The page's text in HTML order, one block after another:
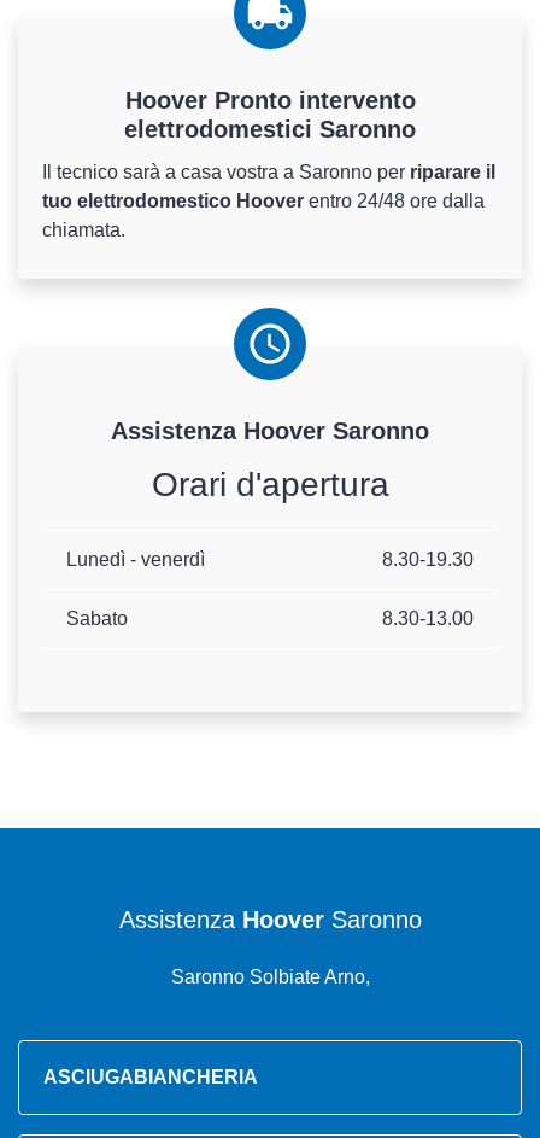
Hoover Pronto intervento
elettrodomestici Saronno
Il tecnico sarà a casa vostra a Saronno per riparare il
tuo elettrodomestico Hoover entro 24/48 ore dalla
chiamata.
Assistenza Hoover Saronno
Orari d'apertura
Lunedì - venerdì 8.30-19.30
Sabato 8.30-13.00
Assistenza HooverSaronno
Saronno Solbiate Arno,
ASCIUGABIANCHERIA